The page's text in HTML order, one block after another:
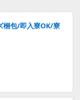
梱包/即入寮OK/寮